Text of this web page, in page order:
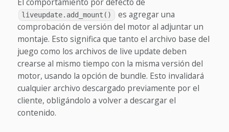
El comportamiento por defecto de
liveupdate.add_mount()
es agregar una
comprobación de versión del motor al adjuntar un
montaje. Esto significa que tanto el archivo base del
juego como los archivos de live update deben
crearse al mismo tiempo con la misma versión del
motor, usando la opción de bundle. Esto invalidará
cualquier archivo descargado previamente por el
cliente, obligándolo a volver a descargar el
contenido.